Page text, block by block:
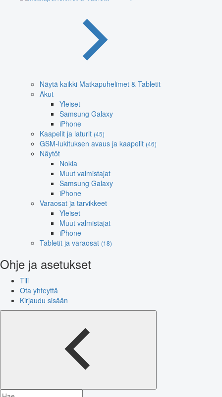
Näytä kaikki Matkapuhelimet & Tabletit
Akut
Yleiset
Samsung Galaxy
iPhone
Kaapelit ja laturit (45)
GSM-lukituksen avaus ja kaapelit (46)
Näytöt
Nokia
Muut valmistajat
Samsung Galaxy
iPhone
Varaosat ja tarvikkeet
Yleiset
Muut valmistajat
iPhone
Tabletit ja varaosat (18)
Ohje ja asetukset
Tili
Ota yhteyttä
Kirjaudu sisään